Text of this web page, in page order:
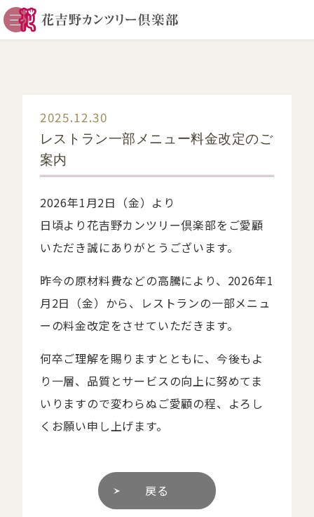
会員様専用 コンペのご案内
アクセス
2025.12.30
レストラン一部メニュー料金改定のご
案内
2026年1月2日（金）より
日頃より花吉野カンツリー倶楽部をご愛顧
いただき誠にありがとうございます。
昨今の原材料費などの高騰により、2026年1
月2日（金）から、レストランの一部メニュ
ーの料金改定をさせていただきます。
何卒ご理解を賜りますとともに、今後もよ
り一層、品質とサービスの向上に努めてま
いりますので変わらぬご愛顧の程、よろし
くお願い申し上げます。
戻る